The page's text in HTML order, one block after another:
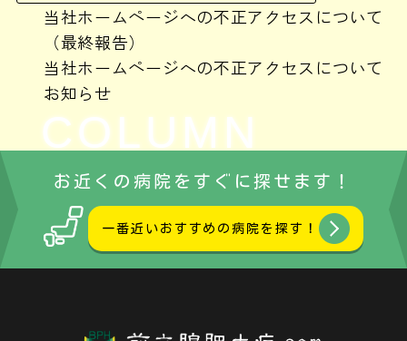
COLUMN
コラム
2024年1月 (2)
2023年10月(1)
2023年9月 (1)
2023年8月
2023年7月
2023年6月(3)
2023年3月(1)
2023年2月
2023年1月(2)
2022年12月(4)
当社ホームページへの不正アクセスについて
（最終報告）
当社ホームページへの不正アクセスについて
お知らせ
お近くの病院をすぐに探せます！
一番近いおすすめの病院を探す！